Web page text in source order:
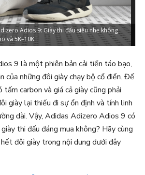
Adios 9: Giày thi đấu siêu nhẹ không
và 5K–10K
9 là một phiên bản cải tiến táo bạo,
của những đôi giày chạy bộ cổ điển. Đế
tấm carbon và giá cả giày cũng phải
giày lại thiếu đi sự ổn định và tính linh
dài. Vậy, Adidas Adizero Adios 9 có
thi đấu đáng mua không? Hãy cùng
hết đôi giày trong nội dung dưới đây